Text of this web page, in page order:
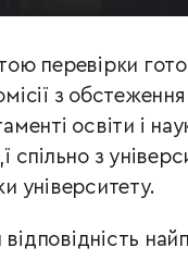
перевірки
з
освіти і
спільно з
університету.
відповідність